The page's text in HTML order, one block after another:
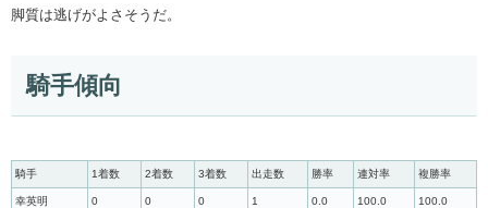
脚質は逃げがよさそうだ。
騎手傾向
騎手 1着数 2着数 3着数 出走数 勝率 連対率 複勝率
幸英明 0 0 0 1 0.0 100.0 100.0